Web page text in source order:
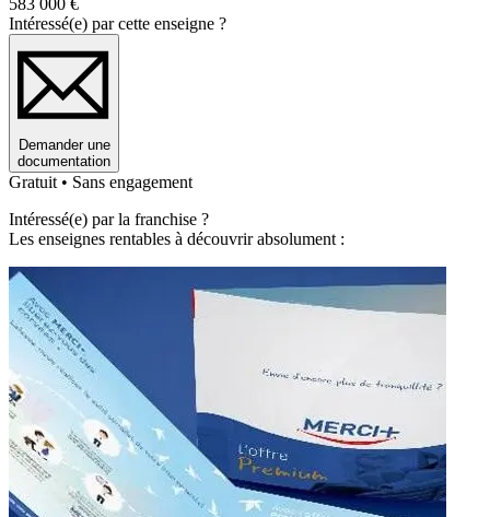
583 000 €
Intéressé(e) par cette enseigne ?
Demander une
documentation
Gratuit • Sans engagement
Intéressé(e) par la franchise ?
Les enseignes rentables à découvrir absolument :